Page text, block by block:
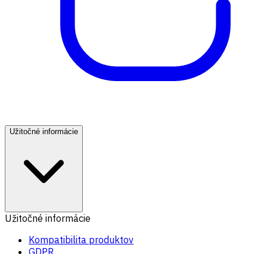
Užitočné informácie
Užitočné informácie
Kompatibilita produktov
GDPR